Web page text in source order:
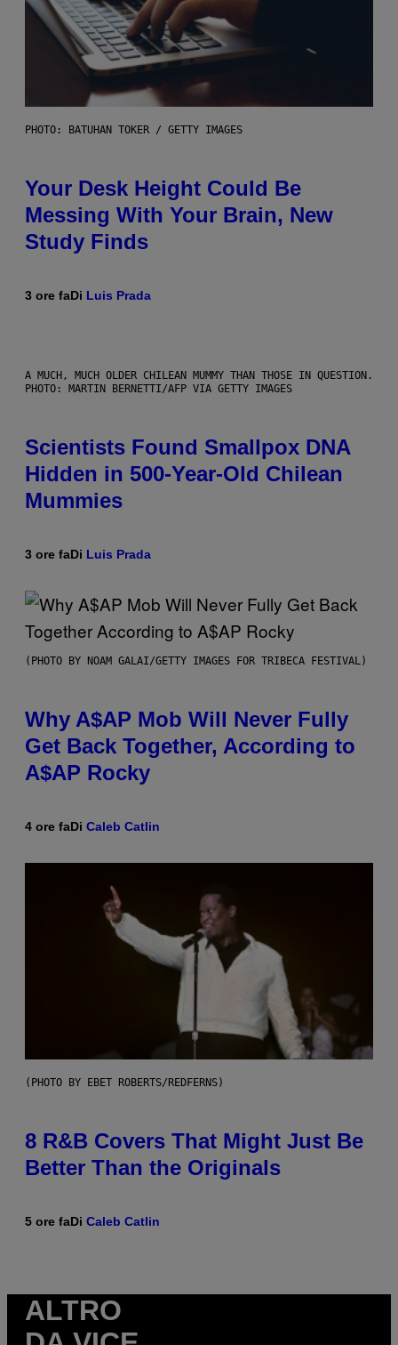
PHOTO: BATUHAN TOKER / GETTY IMAGES
Your Desk Height Could Be
Messing With Your Brain, New
Study Finds
3 ore faDi Luis Prada
A MUCH, MUCH OLDER CHILEAN MUMMY THAN THOSE IN QUESTION.
PHOTO: MARTIN BERNETTI/AFP VIA GETTY IMAGES
Scientists Found Smallpox DNA
Hidden in 500-Year-Old Chilean
Mummies
3 ore faDi Luis Prada
(PHOTO BY NOAM GALAI/GETTY IMAGES FOR TRIBECA FESTIVAL)
Why A$AP Mob Will Never Fully
Get Back Together, According to
A$AP Rocky
4 ore faDi Caleb Catlin
(PHOTO BY EBET ROBERTS/REDFERNS)
8 R&B Covers That Might Just Be
Better Than the Originals
5 ore faDi Caleb Catlin
ALTRO